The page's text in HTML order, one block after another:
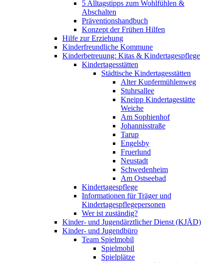
5 Alltagstipps zum Wohlfühlen &
Abschalten
Präventionshandbuch
Konzept der Frühen Hilfen
Hilfe zur Erziehung
Kinderfreundliche Kommune
Kinderbetreuung: Kitas & Kindertagespflege
Kindertagesstätten
Städtische Kindertagesstätten
Alter Kupfermühlenweg
Stuhrsallee
Kneipp Kindertagestätte
Weiche
Am Sophienhof
Johannisstraße
Tarup
Engelsby
Fruerlund
Neustadt
Schwedenheim
Am Ostseebad
Kindertagespflege
Informationen für Träger und
Kindertagespflegepersonen
Wer ist zuständig?
Kinder- und Jugendärztlicher Dienst (KJÄD)
Kinder- und Jugendbüro
Team Spielmobil
Spielmobil
Spielplätze